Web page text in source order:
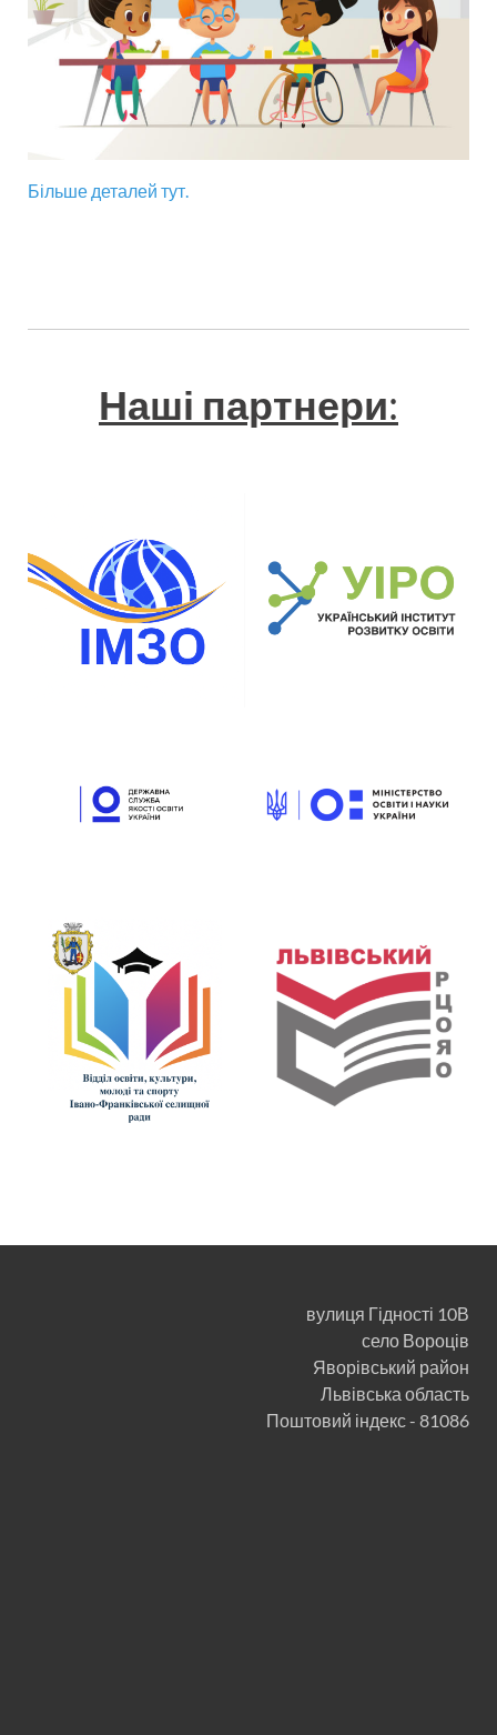
Більше деталей тут.
Наші партнери:
вулиця Гідності 10В
село Вороців
Яворівський район
Львівська область
Поштовий індекс - 81086